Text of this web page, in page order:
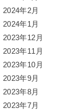
2024年2月
2024年1月
2023年12月
2023年11月
2023年10月
2023年9月
2023年8月
2023年7月